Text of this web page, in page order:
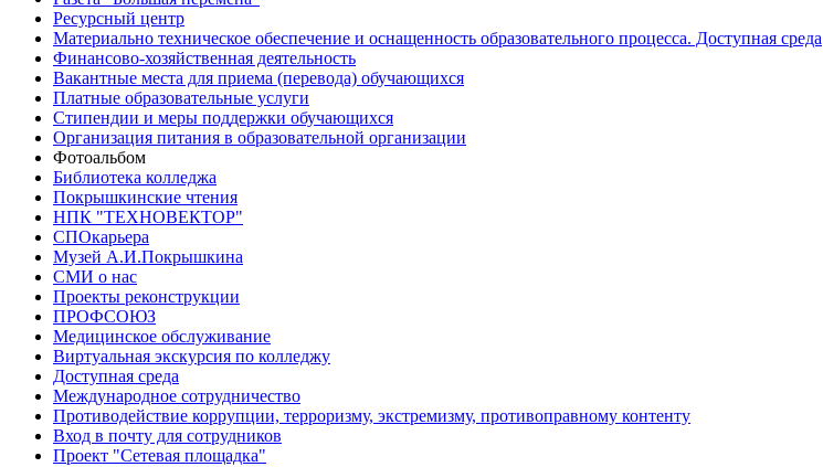
Ресурсный центр
Материально техническое обеспечение и оснащенность образовательного процесса. Доступная среда
Финансово-хозяйственная деятельность
Вакантные места для приема (перевода) обучающихся
Платные образовательные услуги
Стипендии и меры поддержки обучающихся
Организация питания в образовательной организации
Фотоальбом
Библиотека колледжа
Покрышкинские чтения
НПК "ТЕХНОВЕКТОР"
СПОкарьера
Музей А.И.Покрышкина
СМИ о нас
Проекты реконструкции
ПРОФСОЮЗ
Медицинское обслуживание
Виртуальная экскурсия по колледжу
Доступная среда
Международное сотрудничество
Противодействие коррупции, терроризму, экстремизму, противоправному контенту
Вход в почту для сотрудников
Проект "Сетевая площадка"